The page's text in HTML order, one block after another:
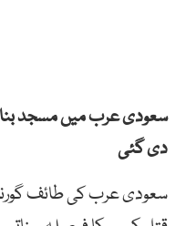
سعودی عرب میں مسجد
دی گئی
سعودی عرب کی طائف